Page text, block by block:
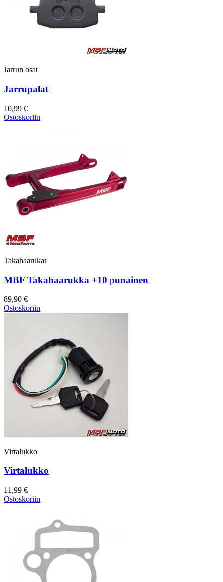
Jarrun osat
Jarrupalat
10,99 €
Ostoskoriin
Takahaarukat
MBF Takahaarukka +10 punainen
89,90 €
Ostoskoriin
Virtalukko
Virtalukko
11,99 €
Ostoskoriin